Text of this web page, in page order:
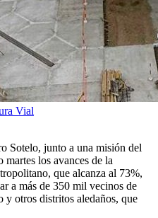
Vial
Sotelo, junto a una misión del
los avances de la
que alcanza al 73%,
a más de 350 mil vecinos de
y otros distritos aledaños, que